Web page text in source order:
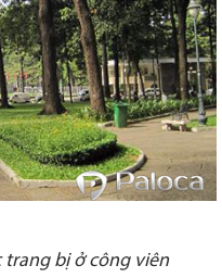
trang bị ở công viên